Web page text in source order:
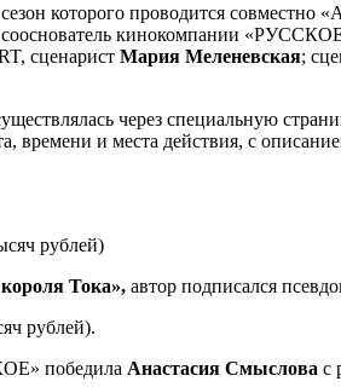
которого проводится
кинокомпании
сценарист Мария Меленевская;
через специальную
времени и места действия, с
рублей)
Тока», автор подписался
рублей).
победила Анастасия Смыслова с